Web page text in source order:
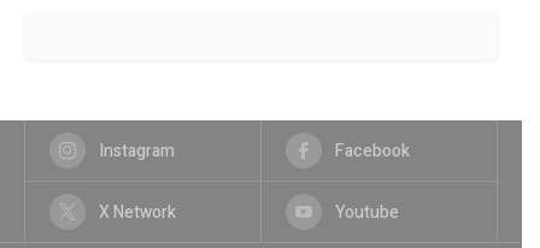
Instagram Facebook
X Network Youtube